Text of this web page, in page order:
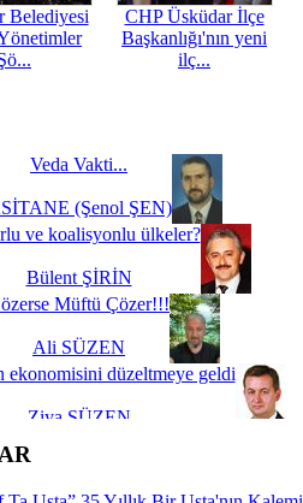
Belediyesi
CHP Üsküdar İlçe
Başkanlığı'nın yeni
ilç...
Veda Vakti...
(Şenol ŞEN)
ve koalisyonlu ülkeler?
Bülent ŞİRİN
Müftü Çözer!!!
Ali SÜZEN
ekonomisini düzeltmeye geldi
Ziya SÜZEN
İşte Biz buyuz...